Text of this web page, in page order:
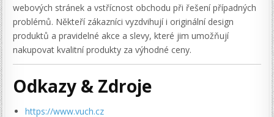
webových stránek a vstřícnost obchodu při řešení případných
problémů. Někteří zákazníci vyzdvihují i originální design
produktů a pravidelné akce a slevy, které jim umožňují
nakupovat kvalitní produkty za výhodné ceny.
Odkazy & Zdroje
https://www.vuch.cz